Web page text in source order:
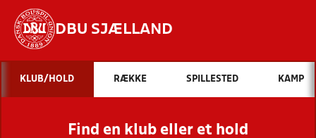
DBU SJÆLLAND
Hvad vil du søge efter?
INDHOLD OG NYHEDER
STILLINGER, RESULTATER, KLUBBER OG
KLUB/HOLD RÆKKE SPILLESTED KAMP
Find en klub eller et hold